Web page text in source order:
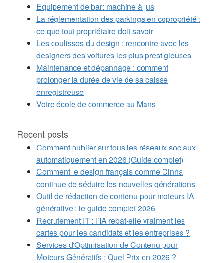
Equipement de bar: machine à jus
La réglementation des parkings en copropriété :
ce que tout propriétaire doit savoir
Les coulisses du design : rencontre avec les
designers des voitures les plus prestigieuses
Maintenance et dépannage : comment
prolonger la durée de vie de sa caisse
enregistreuse
Votre école de commerce au Mans
Recent posts
Comment publier sur tous les réseaux sociaux
automatiquement en 2026 (Guide complet)
Comment le design français comme Cinna
continue de séduire les nouvelles générations
Outil de rédaction de contenu pour moteurs IA
générative : le guide complet 2026
Recrutement IT : l’IA rebat-elle vraiment les
cartes pour les candidats et les entreprises ?
Services d'Optimisation de Contenu pour
Moteurs Génératifs : Quel Prix en 2026 ?